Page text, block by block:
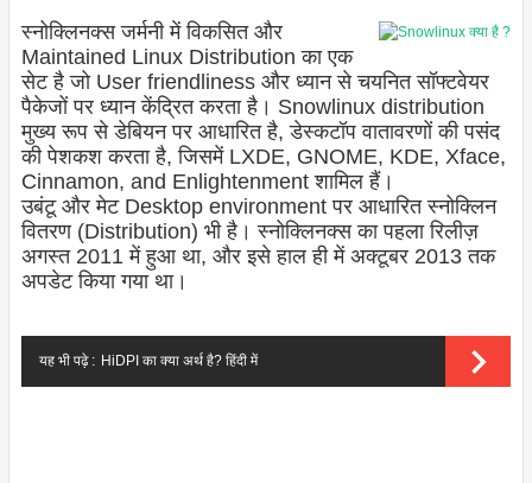
स्नोक्लिनक्स जर्मनी में विकसित और
Maintained Linux Distribution का एक
सेट है जो User friendliness और ध्यान से चयनित सॉफ्टवेयर
पैकेजों पर ध्यान केंद्रित करता है। Snowlinux distribution
मुख्य रूप से डेबियन पर आधारित है, डेस्कटॉप वातावरणों की पसंद
की पेशकश करता है, जिसमें LXDE, GNOME, KDE, Xface,
Cinnamon, and Enlightenment शामिल हैं।
उबंटू और मेट Desktop environment पर आधारित स्नोक्लिन
वितरण (Distribution) भी है। स्नोक्लिनक्स का पहला रिलीज़
अगस्त 2011 में हुआ था, और इसे हाल ही में अक्टूबर 2013 तक
अपडेट किया गया था।
यह भी पढ़े : HiDPI का क्या अर्थ है? हिंदी में